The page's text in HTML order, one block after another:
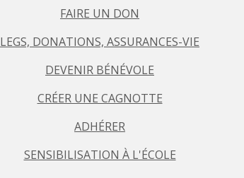
FAIRE UN DON
LEGS, DONATIONS, ASSURANCES-VIE
DEVENIR BÉNÉVOLE
CRÉER UNE CAGNOTTE
ADHÉRER
SENSIBILISATION À L'ÉCOLE